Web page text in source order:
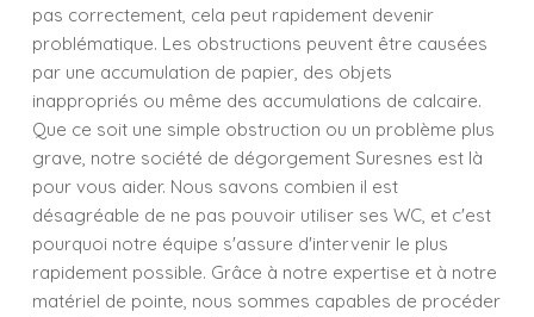
pas correctement, cela peut rapidement devenir
problématique. Les obstructions peuvent être causées
par une accumulation de papier, des objets
inappropriés ou même des accumulations de calcaire.
Que ce soit une simple obstruction ou un problème plus
grave, notre société de dégorgement Suresnes est là
pour vous aider. Nous savons combien il est
désagréable de ne pas pouvoir utiliser ses WC, et c'est
pourquoi notre équipe s'assure d'intervenir le plus
rapidement possible. Grâce à notre expertise et à notre
matériel de pointe, nous sommes capables de procéder